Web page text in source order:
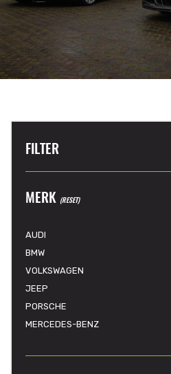
FILTER
MERK (RESET)
AUDI
BMW
VOLKSWAGEN
JEEP
PORSCHE
MERCEDES-BENZ